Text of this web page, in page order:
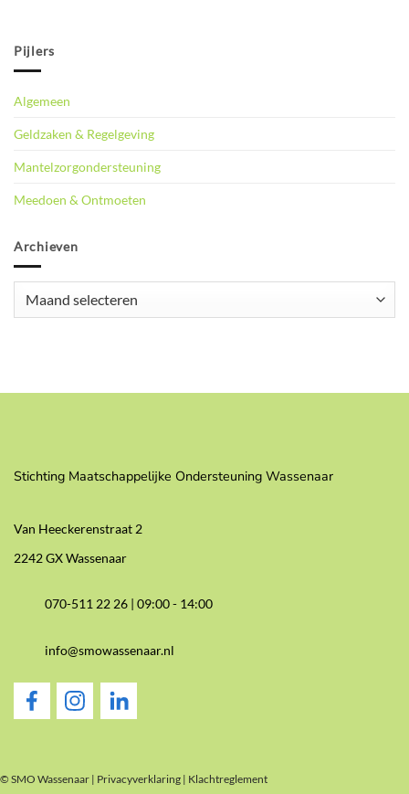
Pijlers
Algemeen
Geldzaken & Regelgeving
Mantelzorgondersteuning
Meedoen & Ontmoeten
Archieven
Stichting Maatschappelijke Ondersteuning Wassenaar
Van Heeckerenstraat 2
2242 GX Wassenaar
070-511 22 26 |09:00 - 14:00
info@smowassenaar.nl
© SMO Wassenaar | Privacyverklaring | Klachtreglement